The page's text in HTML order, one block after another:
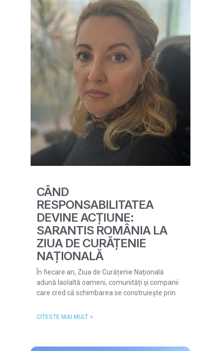
CÂND
RESPONSABILITATEA
DEVINE ACȚIUNE:
SARANTIS ROMÂNIA LA
ZIUA DE CURĂȚENIE
NAȚIONALĂ
În fiecare an, Ziua de Curățenie Națională
adună laolaltă oameni, comunități și companii
care cred că schimbarea se construiește prin
CITESTE MAI MULT >